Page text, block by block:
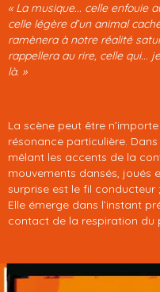
« La musique... celle enfouie
celle légère d’un animal
ramènera à notre réalité
rappellera au rire, celle qui...
là. »
La scène peut être
résonance particulière.
mêlant les accents de la
mouvements dansés, joués
surprise est le fil conducteur
Elle émerge dans l’instant
contact de la respiration du